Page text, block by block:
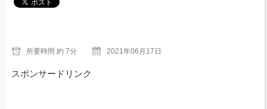
所要時間 約 7分 2021年06月17日
スポンサードリンク